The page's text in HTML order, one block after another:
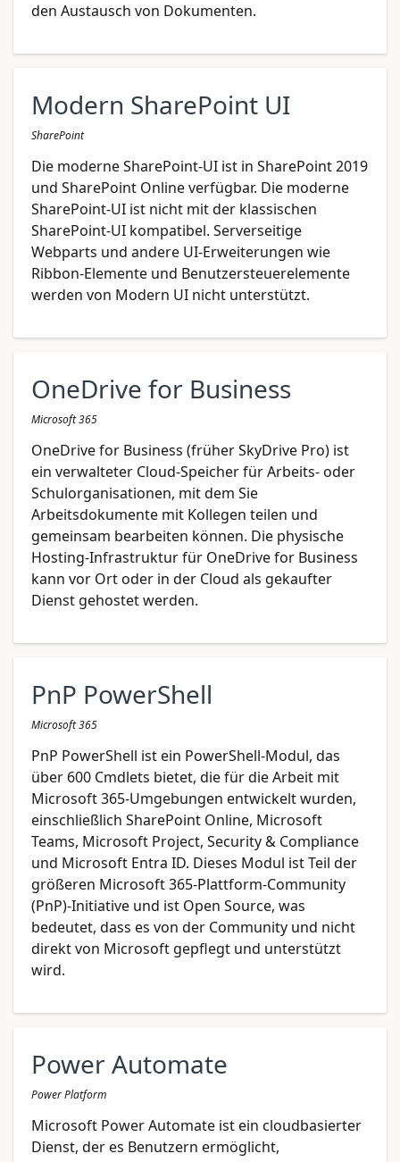
den Austausch von Dokumenten.
Modern SharePoint UI
SharePoint
Die moderne SharePoint-UI ist in SharePoint 2019
und SharePoint Online verfügbar. Die moderne
SharePoint-UI ist nicht mit der klassischen
SharePoint-UI kompatibel. Serverseitige
Webparts und andere UI-Erweiterungen wie
Ribbon-Elemente und Benutzersteuerelemente
werden von Modern UI nicht unterstützt.
OneDrive for Business
Microsoft 365
OneDrive for Business (früher SkyDrive Pro) ist
ein verwalteter Cloud-Speicher für Arbeits- oder
Schulorganisationen, mit dem Sie
Arbeitsdokumente mit Kollegen teilen und
gemeinsam bearbeiten können. Die physische
Hosting-Infrastruktur für OneDrive for Business
kann vor Ort oder in der Cloud als gekaufter
Dienst gehostet werden.
PnP PowerShell
Microsoft 365
PnP PowerShell ist ein PowerShell-Modul, das
über 600 Cmdlets bietet, die für die Arbeit mit
Microsoft 365-Umgebungen entwickelt wurden,
einschließlich SharePoint Online, Microsoft
Teams, Microsoft Project, Security & Compliance
und Microsoft Entra ID. Dieses Modul ist Teil der
größeren Microsoft 365-Plattform-Community
(PnP)-Initiative und ist Open Source, was
bedeutet, dass es von der Community und nicht
direkt von Microsoft gepflegt und unterstützt
wird.
Power Automate
Power Platform
Microsoft Power Automate ist ein cloudbasierter
Dienst, der es Benutzern ermöglicht,